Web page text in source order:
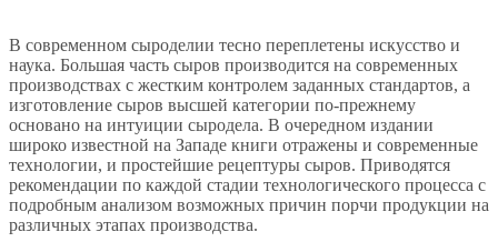
В современном сыроделии тесно переплетены искусство и
наука. Большая часть сыров производится на современных
производствах с жестким контролем заданных стандартов, а
изготовление сыров высшей категории по-прежнему
основано на интуиции сыродела. В очередном издании
широко известной на Западе книги отражены и современные
технологии, и простейшие рецептуры сыров. Приводятся
рекомендации по каждой стадии технологического процесса с
подробным анализом возможных причин порчи продукции на
различных этапах производства.